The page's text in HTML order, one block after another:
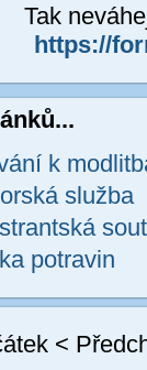
Tak
https://
k
služba
potravin
<